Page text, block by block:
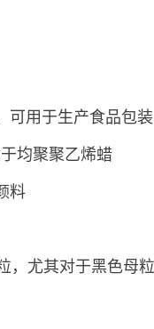
可用于生产食品包装
均聚聚乙烯蜡
料
，尤其对于黑色母